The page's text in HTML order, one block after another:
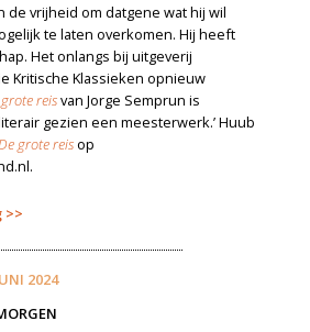
de vrijheid om datgene wat hij wil
te laten overkomen. Hij heeft
Het onlangs bij uitgeverij
Kritis­che Klassieken opnieuw
reisvan Jorge Semprun is
gezien een meesterwerk.’ Huub
grote reisop
2024